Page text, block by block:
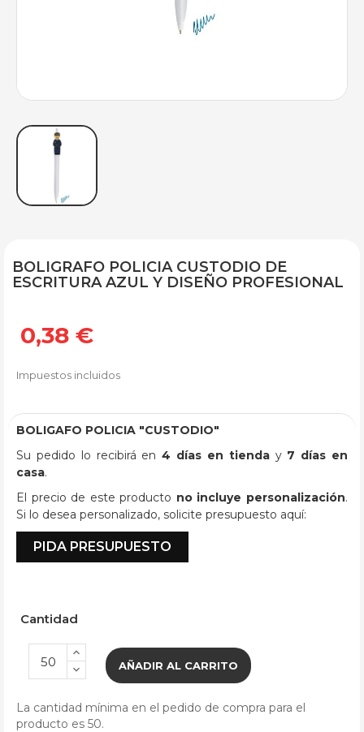
BOLIGRAFO POLICIA CUSTODIO DE
ESCRITURA AZUL Y DISEÑO PROFESIONAL
0,38 €
Impuestos incluidos
BOLIGAFO POLICIA "CUSTODIO"
Su pedido lo recibirá en4 días en tienday 7 días en
casa.
El precio de este producto no incluye personalización.
Si lo desea personalizado, solicite presupuesto aquí:
PIDA PRESUPUESTO
Cantidad
AÑADIR AL CARRITO
La cantidad mínima en el pedido de compra para el
producto es 50.